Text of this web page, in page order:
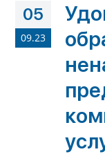
05
09.23